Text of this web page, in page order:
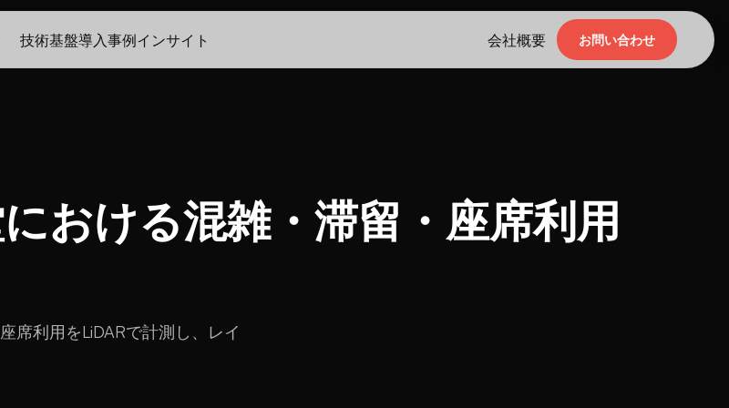
技術基盤導入事例インサイト 会社概要 お問い合わせ
おける混雑・滞留・座席利用
席利用をLiDARで計測し、レイ